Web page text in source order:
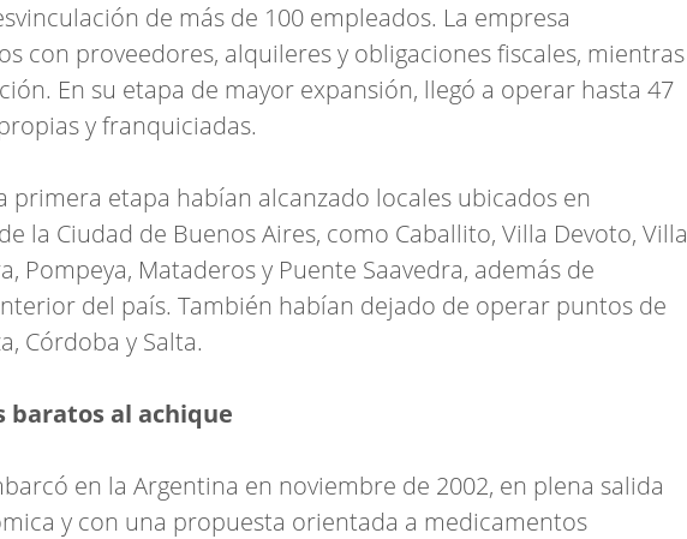
de más de 100 empleados. La empresa
con proveedores, alquileres y obligaciones fiscales, mientras
En su etapa de mayor expansión, llegó a operar hasta 47
y franquiciadas.
primera etapa habían alcanzado locales ubicados en
la Ciudad de Buenos Aires, como Caballito, Villa Devoto, Villa
Pompeya, Mataderos y Puente Saavedra, además de
del país. También habían dejado de operar puntos de
Córdoba y Salta.
baratos al achique
en la Argentina en noviembre de 2002, en plena salida
y con una propuesta orientada a medicamentos